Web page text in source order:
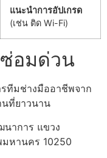
แนะนำการอัปเกรด
(เช่น ติด Wi-Fi)
อมด่วน
รทีมช่างมืออาชีพจาก
นที่ยาวนาน
นาการ แขวง
มหานคร 10250